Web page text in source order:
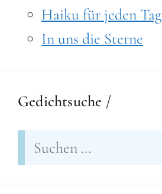
Haiku für jeden Tag
In uns die Sterne
Gedichtsuche /
Suchen
nach: